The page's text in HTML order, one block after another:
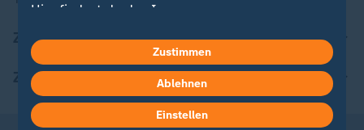
ZDFheute Update
ZDFheute Apps
Hier findest du das Impressum.
Datenschutzerklärung.Zustimmen
Ablehnen
Einstellen